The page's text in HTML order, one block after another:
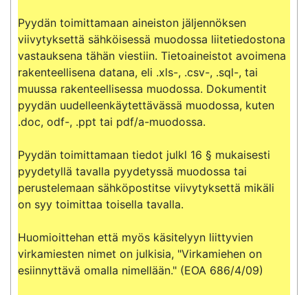
Pyydän toimittamaan aineiston jäljennöksen
viivytyksettä sähköisessä muodossa liitetiedostona
vastauksena tähän viestiin. Tietoaineistot avoimena
rakenteellisena datana, eli .xls-, .csv-, .sql-, tai
muussa rakenteellisessa muodossa. Dokumentit
pyydän uudelleenkäytettävässä muodossa, kuten
.doc, odf-, .ppt tai pdf/a-muodossa.
Pyydän toimittamaan tiedot julkl 16 § mukaisesti
pyydetyllä tavalla pyydetyssä muodossa tai
perustelemaan sähköpostitse viivytyksettä mikäli
on syy toimittaa toisella tavalla.
Huomioittehan että myös käsitelyyn liittyvien
virkamiesten nimet on julkisia, "Virkamiehen on
esiinnyttävä omalla nimellään." (EOA 686/4/09)